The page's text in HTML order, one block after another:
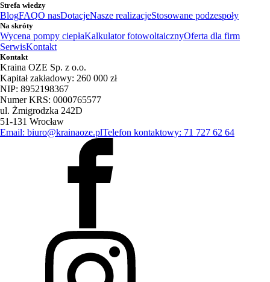
Strefa wiedzy
BlogFAQO nasDotacjeNasze realizacjeStosowane podzespoły
Na skróty
Wycena pompy ciepłaKalkulator fotowoltaicznyOferta dla firm
SerwisKontakt
Kontakt
Kraina OZE Sp. z o.o.
Kapitał zakładowy: 260 000 zł
NIP: 8952198367
Numer KRS: 0000765577
ul. Żmigrodzka 242D
51-131 Wrocław
Email: biuro@krainaoze.plTelefon kontaktowy: 71 727 62 64